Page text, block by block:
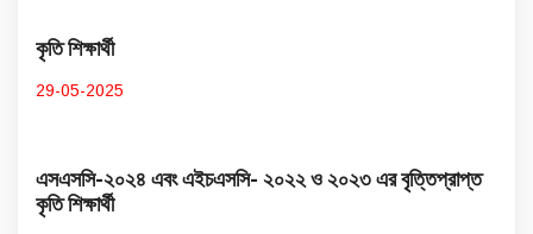
কৃতি শিক্ষার্থী
29-05-2025
এসএসসি-২০২৪ এবং এইচএসসি- ২০২২ ও ২০২৩ এর বৃত্তিপ্রাপ্ত
কৃতি শিক্ষার্থী